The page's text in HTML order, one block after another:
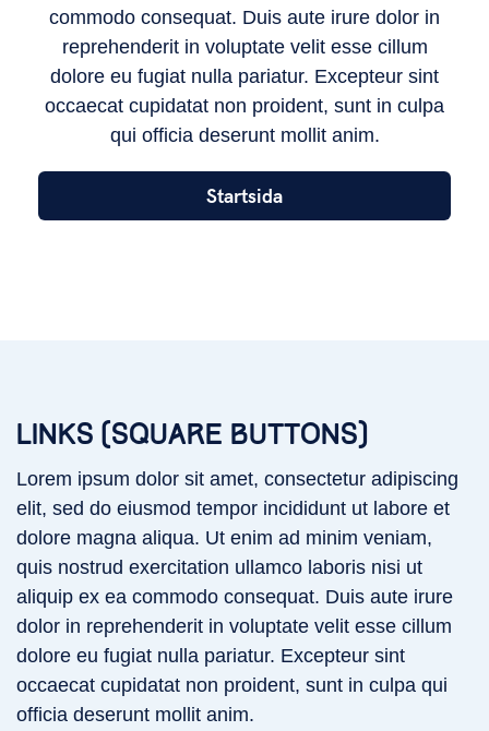
commodo consequat. Duis aute irure dolor in
reprehenderit in voluptate velit esse cillum
dolore eu fugiat nulla pariatur. Excepteur sint
occaecat cupidatat non proident, sunt in culpa
qui officia deserunt mollit anim.
Startsida
LINKS (SQUARE BUTTONS)
Lorem ipsum dolor sit amet, consectetur adipiscing
elit, sed do eiusmod tempor incididunt ut labore et
dolore magna aliqua. Ut enim ad minim veniam,
quis nostrud exercitation ullamco laboris nisi ut
aliquip ex ea commodo consequat. Duis aute irure
dolor in reprehenderit in voluptate velit esse cillum
dolore eu fugiat nulla pariatur. Excepteur sint
occaecat cupidatat non proident, sunt in culpa qui
officia deserunt mollit anim.